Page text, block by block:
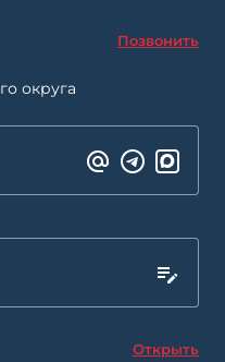
Позвонить
округа
Открыть